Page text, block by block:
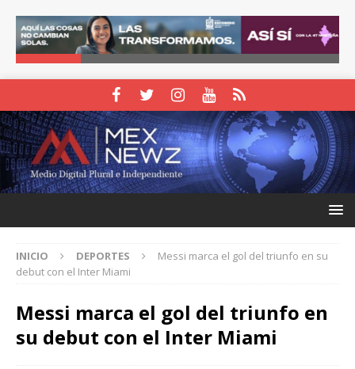
INICIO DEPORTES
Messi marca el gol del triunfo en su
debut con el Inter Miami
Messi marca el gol del triunfo en
su debut con el Inter Miami